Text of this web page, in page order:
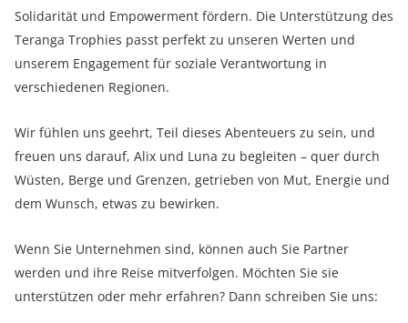
Solidarität und Empowerment fördern. Die Unterstützung des
Teranga Trophies passt perfekt zu unseren Werten und
unserem Engagement für soziale Verantwortung in
verschiedenen Regionen.
Wir fühlen uns geehrt, Teil dieses Abenteuers zu sein, und
freuen uns darauf, Alix und Luna zu begleiten – quer durch
Wüsten, Berge und Grenzen, getrieben von Mut, Energie und
dem Wunsch, etwas zu bewirken.
Wenn Sie Unternehmen sind, können auch Sie Partner
werden und ihre Reise mitverfolgen. Möchten Sie sie
unterstützen oder mehr erfahren? Dann schreiben Sie uns: